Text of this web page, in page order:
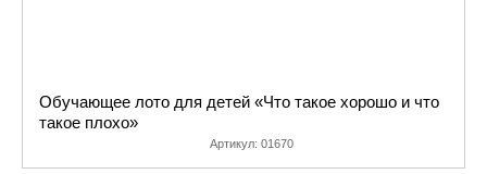
Обучающее лото для детей «Что такое хорошо и что
такое плохо»
Артикул: 01670